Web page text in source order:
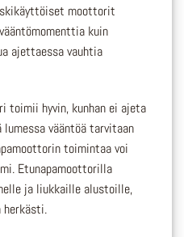
moottorit
kuin
ajettaessa vauhtia
toimii hyvin, kunhan ei ajeta
lumessa vääntöä tarvitaan
toimintaa voi
Etunapamoottorilla
ja liukkaille alustoille,
herkästi.